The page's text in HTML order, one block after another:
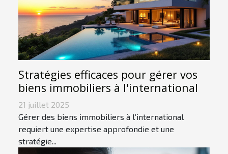
Stratégies efficaces pour gérer vos
biens immobiliers à l'international
21 juillet 2025
Gérer des biens immobiliers à l’international
requiert une expertise approfondie et une
stratégie...